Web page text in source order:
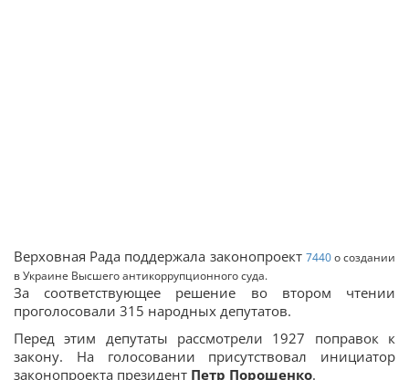
Верховная Рада поддержала законопроект 7440о создании
в Украине Высшего антикоррупционного суда.
За соответствующее решение во втором чтении
проголосовали 315 народных депутатов.
Перед этим депутаты рассмотрели 1927 поправок к
закону. На голосовании присутствовал инициатор
законопроекта президент Петр Порошенко.